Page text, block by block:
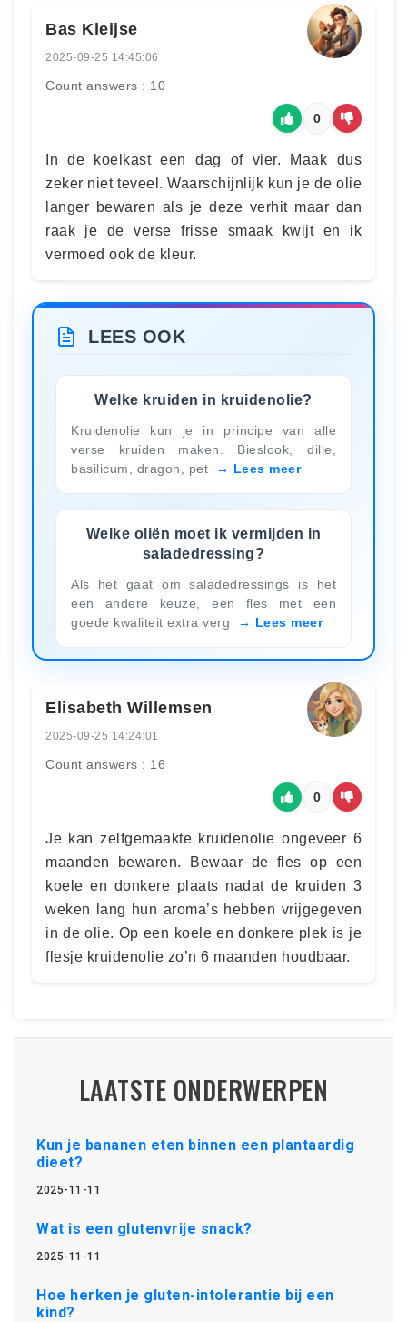
Bas Kleijse
2025-09-25 14:45:06
Count answers : 10
0
In de koelkast een dag of vier. Maak dus
zeker niet teveel. Waarschijnlijk kun je de olie
langer bewaren als je deze verhit maar dan
raak je de verse frisse smaak kwijt en ik
vermoed ook de kleur.
LEES OOK
Welke kruiden in kruidenolie?
Kruidenolie kun je in principe van alle
verse kruiden maken. Bieslook, dille,
basilicum, dragon, pet
Lees meer
Welke oliën moet ik vermijden in
saladedressing?
Als het gaat om saladedressings is het
een andere keuze, een fles met een
goede kwaliteit extra verg
Lees meer
Elisabeth Willemsen
2025-09-25 14:24:01
Count answers : 16
0
Je kan zelfgemaakte kruidenolie ongeveer 6
maanden bewaren. Bewaar de fles op een
koele en donkere plaats nadat de kruiden 3
weken lang hun aroma’s hebben vrijgegeven
in de olie. Op een koele en donkere plek is je
flesje kruidenolie zo’n 6 maanden houdbaar.
LAATSTE ONDERWERPEN
Kun je bananen eten binnen een plantaardig
dieet?
2025-11-11
Wat is een glutenvrije snack?
2025-11-11
Hoe herken je gluten-intolerantie bij een
kind?